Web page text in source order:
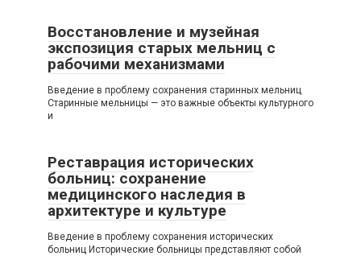
Восстановление и музейная
экспозиция старых мельниц с
рабочими механизмами
Введение в проблему сохранения старинных мельниц
Старинные мельницы — это важные объекты культурного
и
Реставрация исторических
больниц: сохранение
медицинского наследия в
архитектуре и культуре
Введение в проблему сохранения исторических
больниц Исторические больницы представляют собой